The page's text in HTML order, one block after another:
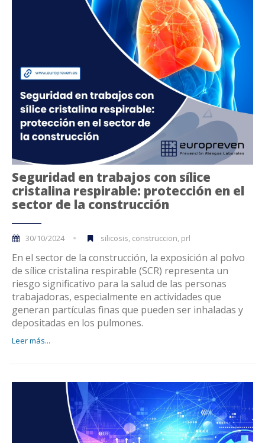
Seguridad en trabajos con sílice
cristalina respirable: protección en el
sector de la construcción
30/10/2024 silicosis, construccion, prl
En el sector de la construcción, la exposición al polvo
de sílice cristalina respirable (SCR) representa un
riesgo significativo para la salud de las personas
trabajadoras, especialmente en actividades que
generan partículas finas que pueden ser inhaladas y
depositadas en los pulmones.
Leer más...